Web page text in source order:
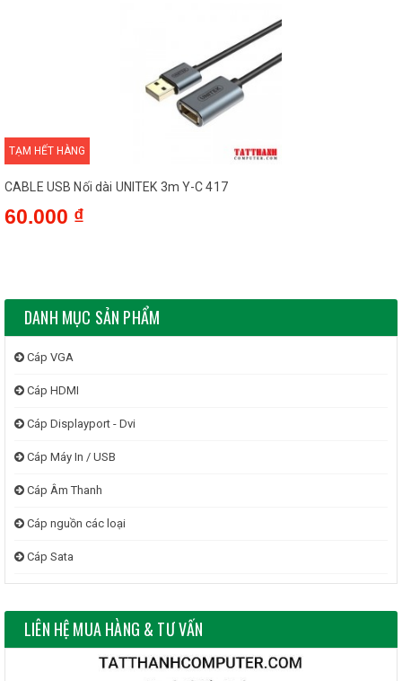
TẠM HẾT HÀNG
CABLE USB Nối dài UNITEK 3m Y-C 417
60.000 ₫
DANH MỤC SẢN PHẨM
Cáp VGA
Cáp HDMI
Cáp Displayport - Dvi
Cáp Máy In / USB
Cáp Âm Thanh
Cáp nguồn các loại
Cáp Sata
LIÊN HỆ MUA HÀNG & TƯ VẤN